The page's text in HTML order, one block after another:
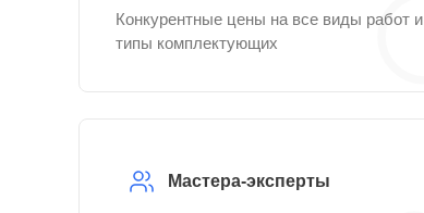
Конкурентные цены на все виды работ и
типы комплектующих
Мастера-эксперты